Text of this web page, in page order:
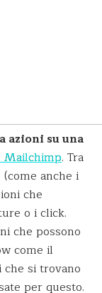
azioni su una
. Tra
anche i
che
o i click.
che possono
come il
che si trovano
per questo.